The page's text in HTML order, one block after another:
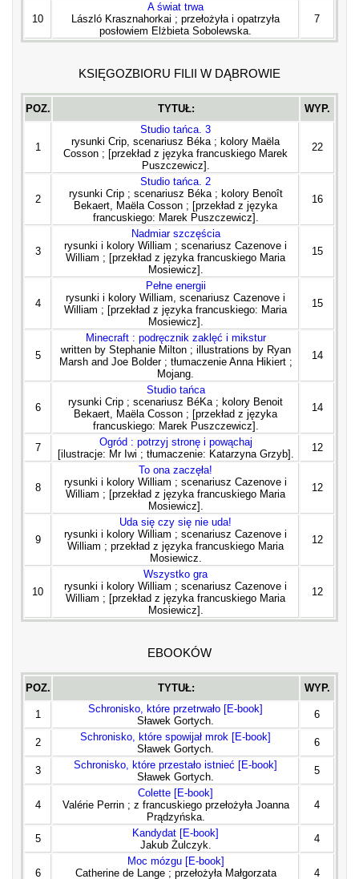
10
A świat trwa
László Krasznahorkai ; przełożyła i opatrzyła
posłowiem Elżbieta Sobolewska.
7
KSIĘGOZBIORU FILII W DĄBROWIE
POZ. TYTUŁ: WYP.
1
Studio tańca. 3
rysunki Crip, scenariusz Béka ; kolory Maëla
Cosson ; [przekład z języka francuskiego Marek
Puszczewicz].
22
2
Studio tańca. 2
rysunki Crip ; scenariusz Béka ; kolory Benoît
Bekaert, Maëla Cosson ; [przekład z języka
francuskiego: Marek Puszczewicz].
16
3
Nadmiar szczęścia
rysunki i kolory William ; scenariusz Cazenove i
William ; [przekład z języka francuskiego Maria
Mosiewicz].
15
4
Pełne energii
rysunki i kolory William, scenariusz Cazenove i
William ; [przekład z języka francuskiego: Maria
Mosiewicz].
15
5
Minecraft : podręcznik zaklęć i mikstur
written by Stephanie Milton ; illustrations by Ryan
Marsh and Joe Bolder ; tłumaczenie Anna Hikiert ;
Mojang.
14
6
Studio tańca
rysunki Crip ; scenariusz BéKa ; kolory Benoit
Bekaert, Maëla Cosson ; [przekład z języka
francuskiego: Marek Puszczewicz].
14
7
Ogród : potrzyj stronę i powąchaj
[ilustracje: Mr Iwi ; tłumaczenie: Katarzyna Grzyb].
12
8
To ona zaczęła!
rysunki i kolory William ; scenariusz Cazenove i
William ; [przekład z języka francuskiego Maria
Mosiewicz].
12
9
Uda się czy się nie uda!
rysunki i kolory William ; scenariusz Cazenove i
William ; przekład z języka francuskiego Maria
Mosiewicz.
12
10
Wszystko gra
rysunki i kolory William ; scenariusz Cazenove i
William ; [przekład z języka francuskiego Maria
Mosiewicz].
12
EBOOKÓW
POZ. TYTUŁ: WYP.
1
Schronisko, które przetrwało [E-book]
Sławek Gortych.
6
2
Schronisko, które spowijał mrok [E-book]
Sławek Gortych.
6
3
Schronisko, które przestało istnieć [E-book]
Sławek Gortych.
5
4
Colette [E-book]
Valérie Perrin ; z francuskiego przełożyła Joanna
Prądzyńska.
4
5
Kandydat [E-book]
Jakub Żulczyk.
4
6
Moc mózgu [E-book]
Catherine de Lange ; przełożyła Małgorzata
4